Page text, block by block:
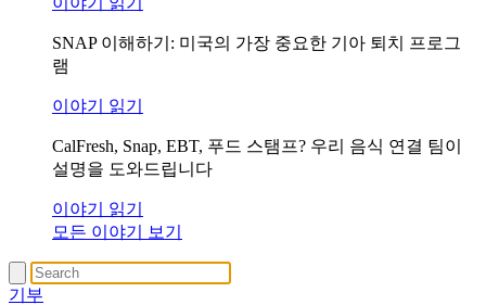
SNAP 이해하기: 미국의 가장 중요한 기아 퇴치 프로그
램
이야기 읽기
CalFresh, Snap, EBT, 푸드 스탬프? 우리 음식 연결 팀이
설명을 도와드립니다
이야기 읽기
모든 이야기 보기
기부